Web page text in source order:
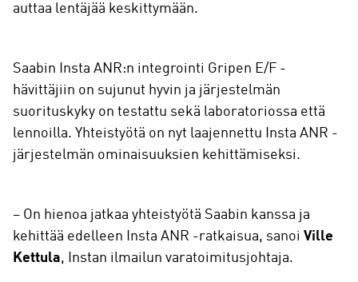
auttaa lentäjää keskittymään.
Saabin Insta ANR:n integrointi Gripen E/F -
hävittäjiin on sujunut hyvin ja järjestelmän
suorituskyky on testattu sekä laboratoriossa että
lennoilla. Yhteistyötä on nyt laajennettu Insta ANR -
järjestelmän ominaisuuksien kehittämiseksi.
– On hienoa jatkaa yhteistyötä Saabin kanssa ja
kehittää edelleen Insta ANR -ratkaisua, sanoi Ville
Kettula, Instan ilmailun varatoimitusjohtaja.